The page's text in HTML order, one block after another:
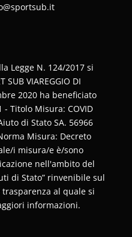
Legge N. 124/2017 si
VIAREGGIO DI
2020 ha beneficiato
Titolo Misura: COVID
di Stato SA. 56966
Misura: Decreto
i misura/e è/sono
nell'ambito del
di Stato” rinvenibile sul
al quale si
informazioni.